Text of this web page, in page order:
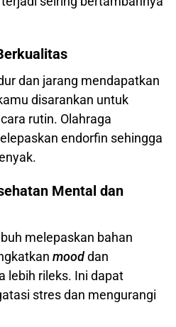
dan jarang mendapatkan
disarankan untuk
rutin. Olahraga
endorfin sehingga
Mental dan
melepaskan bahan
mooddan
lebih rileks. Ini dapat
stres dan mengurangi